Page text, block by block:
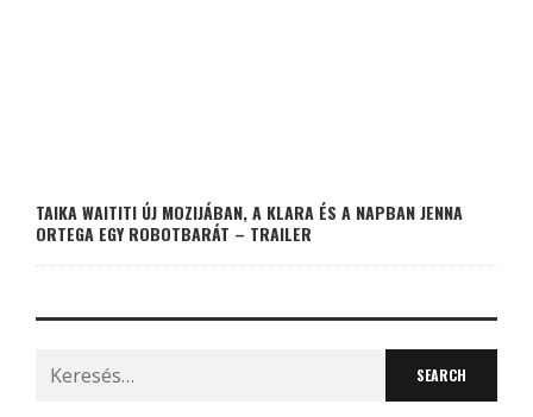
TAIKA WAITITI ÚJ MOZIJÁBAN, A KLARA ÉS A NAPBAN JENNA
ORTEGA EGY ROBOTBARÁT – TRAILER
Search
for: